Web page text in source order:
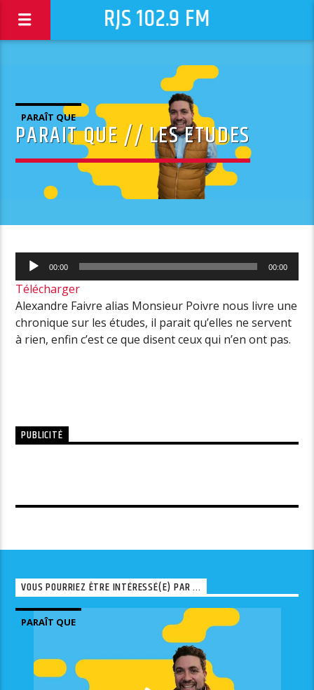
RJS 102.9 FM
PARAÎT QUE
PARAIT QUE // LES ETUDES
Lecteur
audio
00:00 00:00
Télécharger
Alexandre Faivre alias Monsieur Poivre nous livre une
chronique sur les études, il parait qu’elles ne servent
à rien, enfin c’est ce que disent ceux qui n’en ont pas.
PUBLICITÉ
VOUS POURRIEZ ÊTRE INTÉRESSÉ(E) PAR ...
PARAÎT QUE